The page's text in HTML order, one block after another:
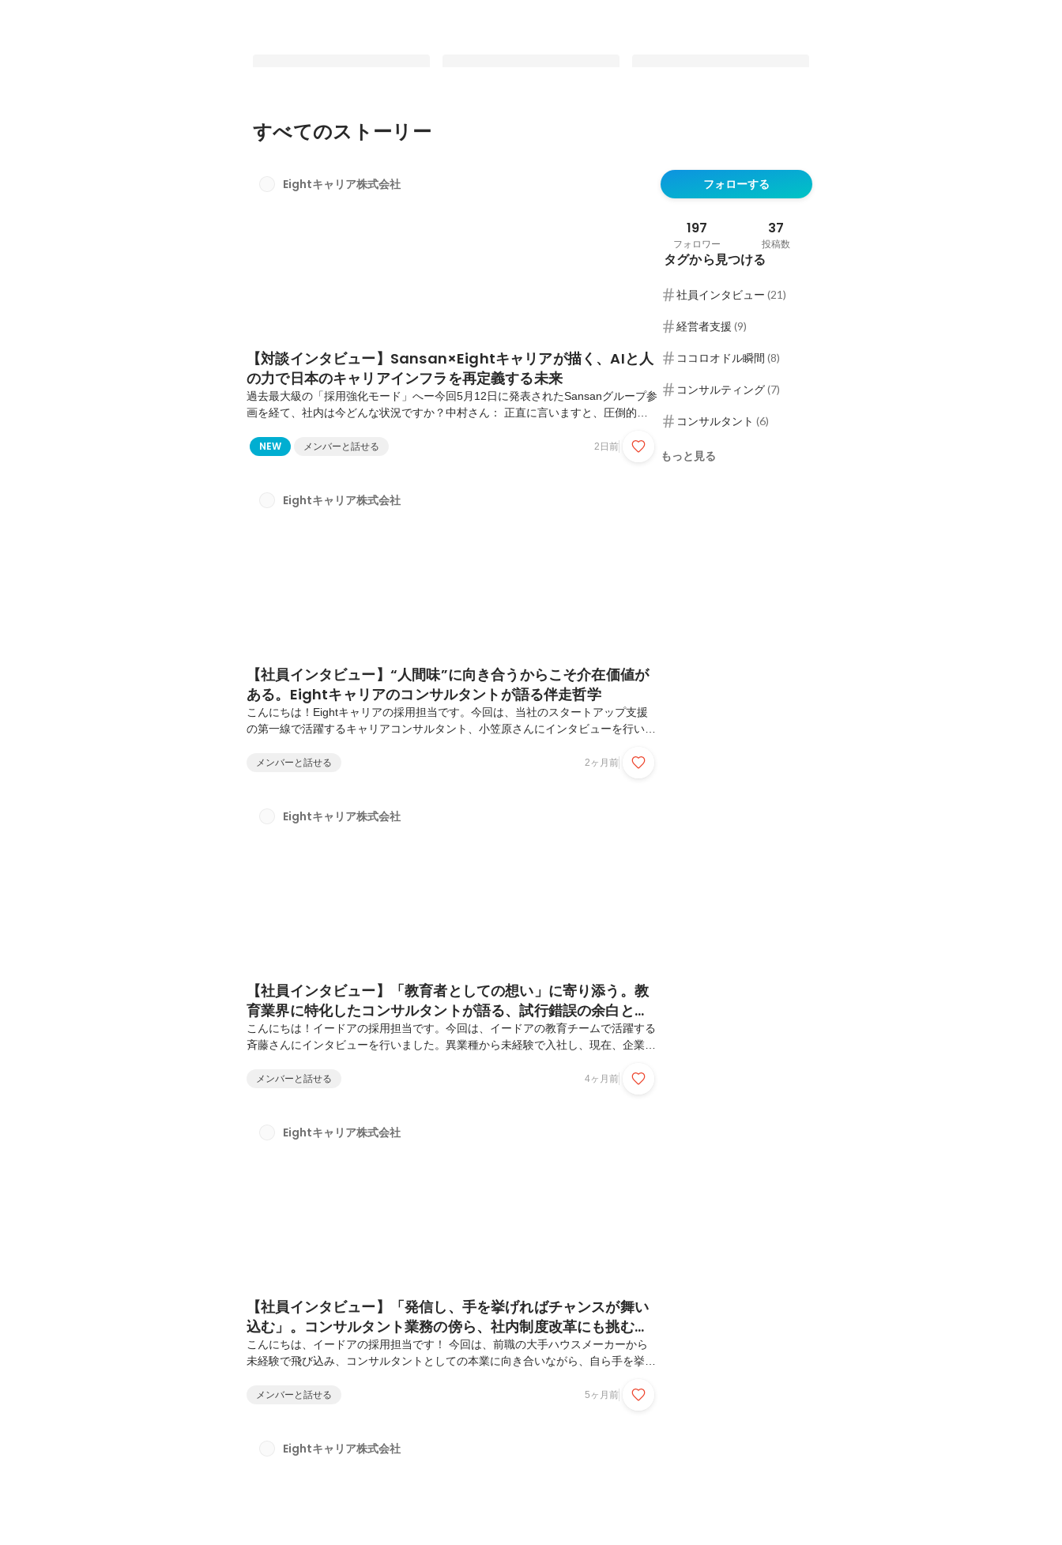
イードアの経営理念に込められた想
固定された投稿
Eightキャリアのコンサルタントが
語る伴走哲学
最新順で表示
すべてのストーリー
Eightキャリア株式会社
【対談インタビュー】Sansan×Eightキャリアが描く、AIと人
の力で日本のキャリアインフラを再定義する未来
過去最大級の「採用強化モード」へー今回5月12日に発表されたSansanグループ参
画を経て、社内は今どんな状況ですか？中村さん： 正直に言いますと、圧倒的に
化モード」に突入しています。ビジネスネットワーク『Eight』の450万人というユ
と人に寄り添うキャリア支援」を、大幅にスケールさせる。その挑戦のために、今
NEW メンバーと話せる 2日前
Eightキャリア株式会社
【社員インタビュー】“人間味”に向き合うからこそ介在価値が
ある。Eightキャリアのコンサルタントが語る伴走哲学
こんにちは！Eightキャリアの採用担当です。今回は、当社のスタートアップ支援
の第一線で活躍するキャリアコンサルタント、小笠原さんにインタビューを行いま
リア（旧：イードア）へ全くの未経験で飛び込んだ小笠原さん。これまでのキャリ
だきました！―本日はよろしくお願いします！ 異業種から未経験でEightキャリア
メンバーと話せる 2ヶ月前
Eightキャリア株式会社
【社員インタビュー】「教育者としての想い」に寄り添う。教
育業界に特化したコンサルタントが語る、試行錯誤の余白とや
りがい
こんにちは！イードアの採用担当です。今回は、イードアの教育チームで活躍する
斉藤さんにインタビューを行いました。異業種から未経験で入社し、現在、企業と
これまでのキャリア、イードアに入社した理由、仕事のやりがいや教育チームのリ
で何をされていたか、そして転職のきっかけを教えていただけますか？前職は地方
メンバーと話せる 4ヶ月前
Eightキャリア株式会社
【社員インタビュー】「発信し、手を挙げればチャンスが舞い
込む」。コンサルタント業務の傍ら、社内制度改革にも挑む
「機会創出」の姿勢
こんにちは、イードアの採用担当です！ 今回は、前職の大手ハウスメーカーから
未経験で飛び込み、コンサルタントとしての本業に向き合いながら、自ら手を挙げ
体験談を伺いました。イードアという会社が持つ「挑戦を後押しするカルチャー」
ようなお仕事をされていたのか、そしてなぜイードアへ転職されたのか教えてくだ
メンバーと話せる 5ヶ月前
Eightキャリア株式会社
フォローする
197
フォロワー
37
投稿数
タグから見つける
社員インタビュー (21)
経営者支援 (9)
ココロオドル瞬間 (8)
コンサルティング(7)
コンサルタント (6)
もっと見る